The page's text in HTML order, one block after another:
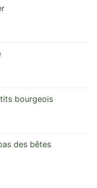
bourgeois
des bêtes